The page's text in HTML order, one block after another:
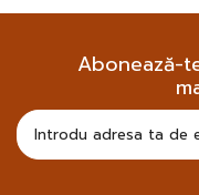
Abonează-
sa